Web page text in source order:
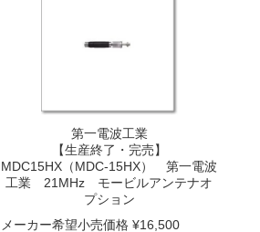
第一電波工業
【生産終了・完売】
MDC15HX（MDC-15HX） 第一電波
工業 21MHz モービルアンテナオ
プション
メーカー希望小売価格 ¥16,500